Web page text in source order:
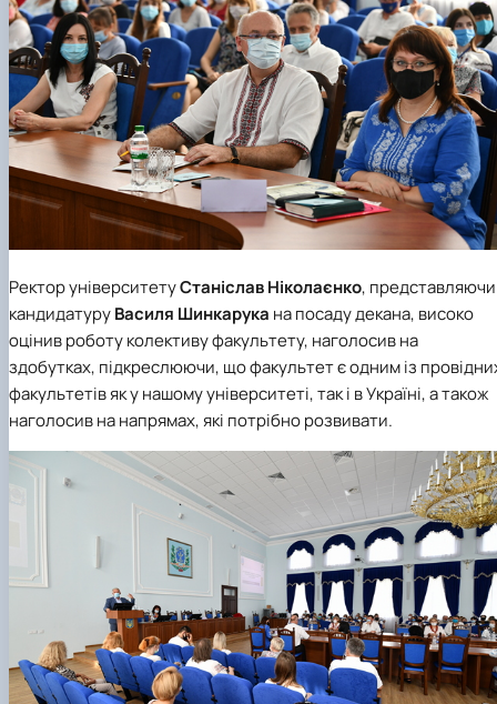
Ректор університетуСтаніслав Ніколаєнко, представляючи
кандидатуруВасиля Шинкарука на посаду декана, високо
оцінив роботу колективу факультету, наголосив на
здобутках, підкреслюючи, що факультет є одним із
факультетів як у нашому університеті, так і в Україні, а також
наголосив на напрямах, які потрібно розвивати.